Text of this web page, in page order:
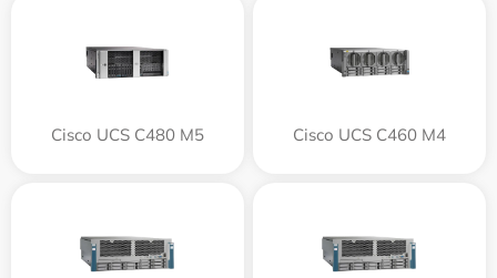
Cisco UCS C480 M5 Cisco UCS C460 M4